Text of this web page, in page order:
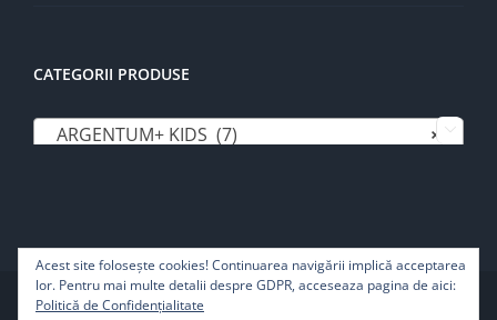
CATEGORII PRODUSE
×
ARGENTUM+ KIDS (7) 
Copyright 2022 | Pure Life SRL - Toate drepturile rezervate
Acest site foloseşte cookies! Continuarea navigării implică acceptarea
lor. Pentru mai multe detalii despre GDPR, acceseaza pagina de aici:
Politică de Confidențialitate